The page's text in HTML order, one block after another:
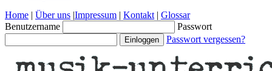
Home | Über uns |Impressum | Kontakt | Glossar
Benutzername
Passwort
Passwort vergessen?